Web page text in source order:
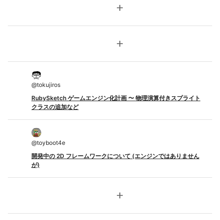
add
add
@tokujiros
RubySketch ゲームエンジン化計画 〜 物理演算付きスプライト
クラスの追加など
@toyboot4e
開発中の 2D フレームワークについて (エンジンではありません
が)
add